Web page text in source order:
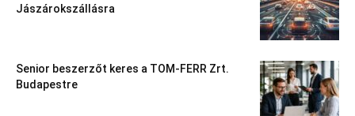
Jászárokszállásra
Senior beszerzőt keres a TOM-FERR Zrt.
Budapestre